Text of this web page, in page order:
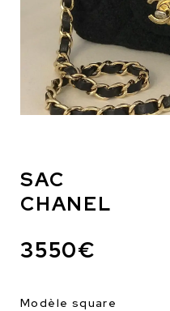
SAC
CHANEL
3550€
Modèle square